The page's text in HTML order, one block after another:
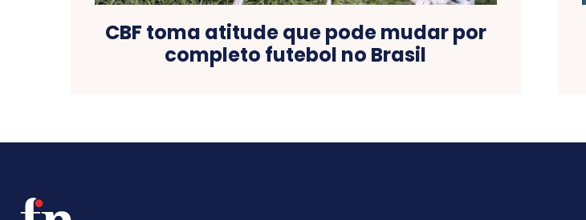
CBF toma atitude que pode mudar por
completo futebol no Brasil